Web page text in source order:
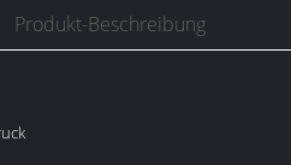
Produkt-Beschreibung